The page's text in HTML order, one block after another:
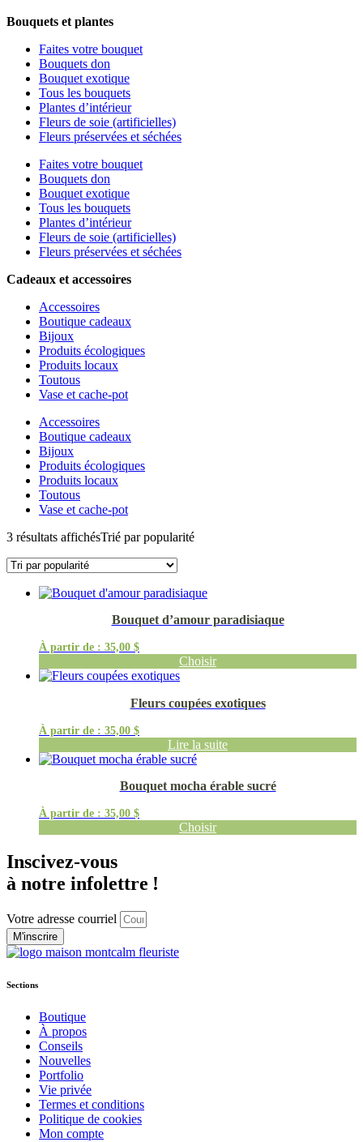
Bouquets et plantes
Faites votre bouquet
Bouquets don
Bouquet exotique
Tous les bouquets
Plantes d’intérieur
Fleurs de soie (artificielles)
Fleurs préservées et séchées
Faites votre bouquet
Bouquets don
Bouquet exotique
Tous les bouquets
Plantes d’intérieur
Fleurs de soie (artificielles)
Fleurs préservées et séchées
Cadeaux et accessoires
Accessoires
Boutique cadeaux
Bijoux
Produits écologiques
Produits locaux
Toutous
Vase et cache-pot
Accessoires
Boutique cadeaux
Bijoux
Produits écologiques
Produits locaux
Toutous
Vase et cache-pot
3 résultats affichésTrié par popularité
Bouquet d’amour paradisiaque
À partir de : 35,00 $
Choisir
Fleurs coupées exotiques
À partir de : 35,00 $
Lire la suite
Bouquet mocha érable sucré
À partir de : 35,00 $
Choisir
Inscivez-vous
à notre infolettre !
Votre adresse courriel
M'inscrire
Sections
Boutique
À propos
Conseils
Nouvelles
Portfolio
Vie privée
Termes et conditions
Politique de cookies
Mon compte